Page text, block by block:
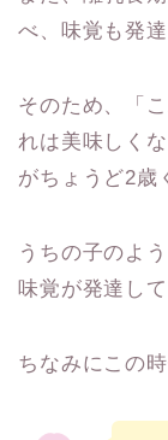
べ、味覚も発
そのため、「
れは美味しく
がちょうど2歳
うちの子のよ
味覚が発達し
ちなみにこの